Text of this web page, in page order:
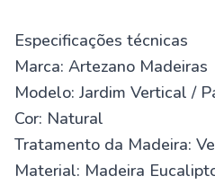
Especificações técnicas
Marca: Artezano Madeiras
Modelo: Jardim Vertical /
Cor: Natural
Tratamento da Madeira:
Material: Madeira